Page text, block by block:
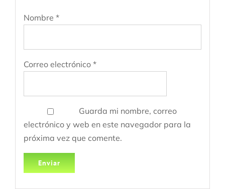
Nombre *
Correo electrónico *
Guarda mi nombre, correo
electrónico y web en este navegador para la
próxima vez que comente.